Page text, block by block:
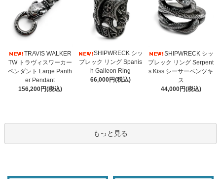
TRAVIS WALKER
TW トラヴィスワーカー
ペンダント Large Panth
er Pendant
156,200円(税込)
SHIPWRECK シッ
プレック リング Spanis
h Galleon Ring
66,000円(税込)
SHIPWRECK シッ
プレック リング Serpent
s Kiss シーサーペンツキ
ス
44,000円(税込)
もっと見る